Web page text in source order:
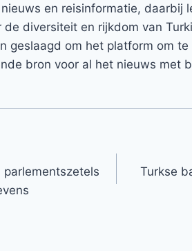
en reisinformatie, daarbij
de diversiteit en rijkdom van
geslaagd om het platform om
bron voor al het nieuws met
Turkse